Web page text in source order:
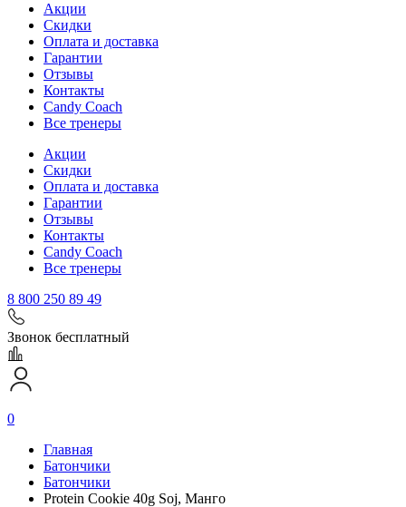
Акции
Скидки
Оплата и доставка
Гарантии
Отзывы
Контакты
Candy Coach
Все тренеры
Акции
Скидки
Оплата и доставка
Гарантии
Отзывы
Контакты
Candy Coach
Все тренеры
8 800 250 89 49
Звонок бесплатный
0
Главная
Батончики
Батончики
Protein Cookie 40g Soj, Манго